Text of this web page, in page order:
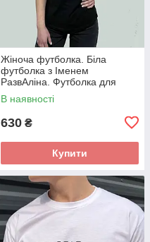
Жіноча футболка. Біла
футболка з Іменем
РазвАліна. Футболка для
Аліни.
В наявності
630 ₴
Купити